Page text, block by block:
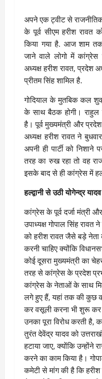
अपने एक ट्वीट से
के पूर्व सीएम हरीश रावत
किया गया है. आज शाम तक
जाने वाले लोगो में
अध्यक्ष हरीश रावत, प्रदेश
प्रीतम सिंह शामिल है.
गोदियाल के मुतबिक कल
के साथ बैठक होगी।
है। पूर्व मुख्यमंत्री और
अध्यक्ष हरीश रावत ने
अपनी ही पार्टी को
तरह का रुख रहा तो वह
इसके बाद से ही कांग्रेस में
हल्द्वानी से उठी योगेन्द्र
कांग्रेस के पूर्व दर्जा मंत्री
उपाध्यक्ष गोपाल सिंह रावत
को हरीश रावत जैसे बड़े नेता
करनी चाहिए क्योंकि
कोई दूसरा मुख्यमंत्री का
तरह से कांग्रेस के प्रदेश
कांग्रेस के नेताओं के साथ
लगे हुए हैं, यहां तक की कुछ
कर वसूली करना भी शुरू कर
उनका पूरा विरोध करती है,
तुरंत देवेंद्र यादव को
हटाया जाए, क्योंकि उन्होंने
करने का काम किया है।
कमेटी से मांग की है कि